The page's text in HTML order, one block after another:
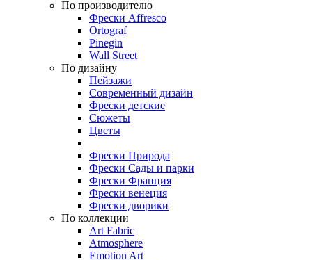
По производителю
Фрески Affresco
Ortograf
Pinegin
Wall Street
По дизайну
Пейзажи
Современный дизайн
Фрески детские
Сюжеты
Цветы
Фрески Природа
Фрески Сады и парки
Фрески Франция
Фрески венеция
Фрески дворики
По коллекции
Art Fabric
Atmosphere
Emotion Art